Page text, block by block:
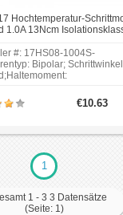
Hochtemperatur-
1.0A 13Ncm
#: 17HS08-1004S-
Bipolar;
H 180C
42 x
Φ5mm;
16.5mm; Anzahl
400mm; Gewicht:
€10.63
1
1 - 3 3 Datensätze
(Seite: 1)